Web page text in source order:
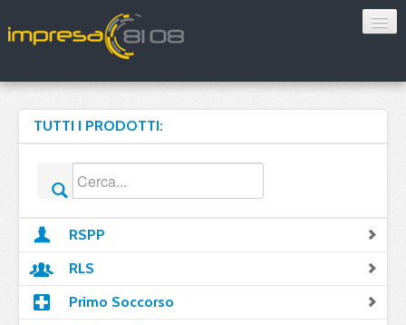
Sorveglianza sanitaria
Contatti
TUTTI I PRODOTTI:
RSPP
RLS
Primo Soccorso